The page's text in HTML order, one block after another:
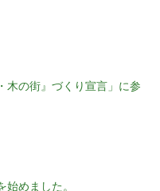
木の街』づくり宣言」に参
始めました。